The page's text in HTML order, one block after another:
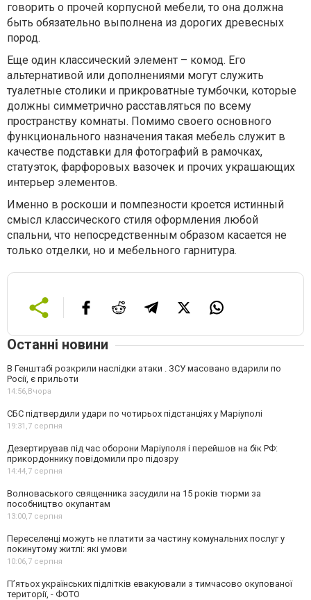
говорить о прочей корпусной мебели, то она должна
быть обязательно выполнена из дорогих древесных
пород.
Еще один классический элемент – комод. Его
альтернативой или дополнениями могут служить
туалетные столики и прикроватные тумбочки, которые
должны симметрично расставляться по всему
пространству комнаты. Помимо своего основного
функционального назначения такая мебель служит в
качестве подставки для фотографий в рамочках,
статуэток, фарфоровых вазочек и прочих украшающих
интерьер элементов.
Именно в роскоши и помпезности кроется истинный
смысл классического стиля оформления любой
спальни, что непосредственным образом касается не
только отделки, но и мебельного гарнитура.
Останні новини
В Генштабі розкрили наслідки атаки . ЗСУ масовано вдарили по
Росії, є прильоти
14:56,Вчора
СБС підтвердили удари по чотирьох підстанціях у Маріуполі
19:31,7 серпня
Дезертирував під час оборони Маріуполя і перейшов на бік РФ:
прикордоннику повідомили про підозру
14:44,7 серпня
Волноваського священника засудили на 15 років тюрми за
пособництво окупантам
13:00,7 серпня
Переселенці можуть не платити за частину комунальних послуг у
покинутому житлі: які умови
10:06,7 серпня
П’ятьох українських підлітків евакуювали з тимчасово окупованої
території, - ФОТО